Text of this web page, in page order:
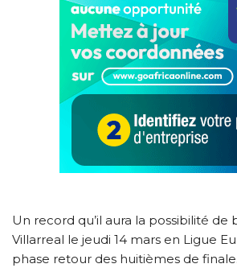
Un record qu’il aura la possibilité de
Villarreal le jeudi 14 mars en Ligue
phase retour des huitièmes de